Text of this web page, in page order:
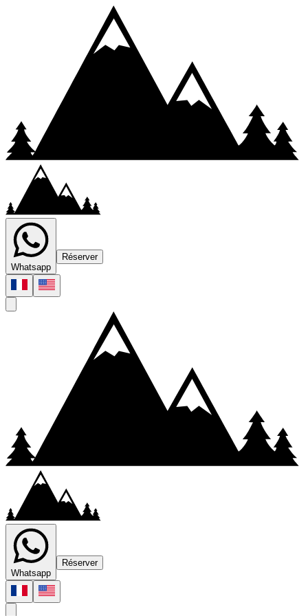
Whatsapp
Réserver
Whatsapp
Réserver
canyoning
canyon malvaux canyoning jura
Mixte